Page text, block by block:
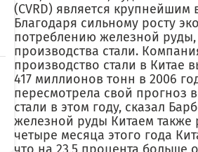
(CVRD) является
Благодаря сильному росту
потреблению железной
производства стали.
производство стали в Китае
417 миллионов тонн в 2006
пересмотрела свой прогноз
стали в этом году, сказал
железной руды Китаем также
четыре месяца этого года